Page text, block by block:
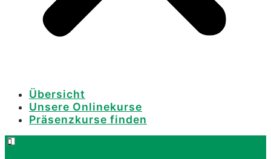
Übersicht
Unsere Onlinekurse
Präsenzkurse finden